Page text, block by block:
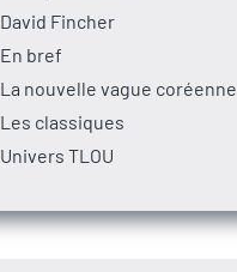
David Fincher
En bref
La nouvelle vague coréenne
Les classiques
Univers TLOU